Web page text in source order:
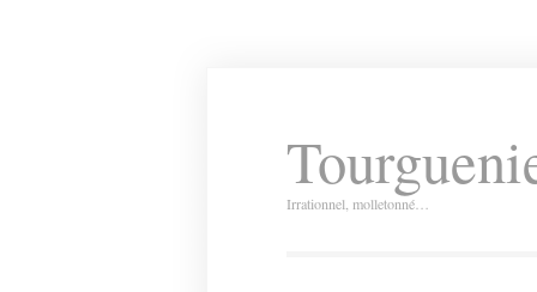
Irrationnel, molletonné…